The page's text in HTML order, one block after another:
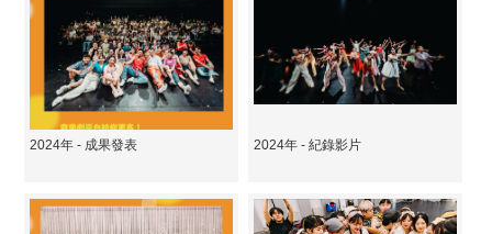
2024年 - 成果發表 2024年 - 紀錄影片